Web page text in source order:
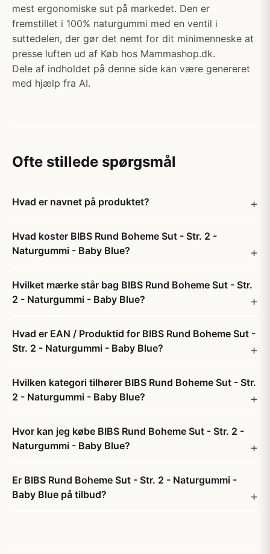
mest ergonomiske sut på markedet. Den er
fremstillet i 100% naturgummi med en ventil i
suttedelen, der gør det nemt for dit minimenneske at
presse luften ud af Køb hos Mammashop.dk.
Dele af indholdet på denne side kan være genereret
med hjælp fra AI.
Ofte stillede spørgsmål
Hvad er navnet på produktet?
Hvad koster BIBS Rund Boheme Sut - Str. 2 -
Naturgummi - Baby Blue?
Hvilket mærke står bag BIBS Rund Boheme Sut - Str.
2 - Naturgummi - Baby Blue?
Hvad er EAN / Produktid for BIBS Rund Boheme Sut -
Str. 2 - Naturgummi - Baby Blue?
Hvilken kategori tilhører BIBS Rund Boheme Sut - Str.
2 - Naturgummi - Baby Blue?
Hvor kan jeg købe BIBS Rund Boheme Sut - Str. 2 -
Naturgummi - Baby Blue?
Er BIBS Rund Boheme Sut - Str. 2 - Naturgummi -
Baby Blue på tilbud?